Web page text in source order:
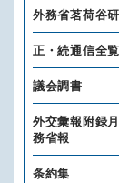
外務省茗荷谷
正・続通信全覧
議会調書
外交彙報附録
務省報
条約集